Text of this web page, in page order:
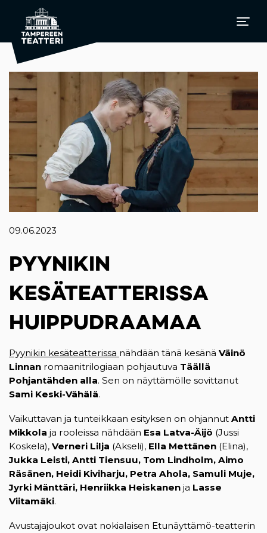
09.06.2023
PYYNIKIN
KESÄTEATTERISSA
HUIPPUDRAAMAA
Pyynikin kesäteatterissa nähdään tänä kesänä Väinö
Linnan romaanitrilogiaan pohjautuva Täällä
Pohjantähden alla. Sen on näyttämölle sovittanut
Sami Keski-Vähälä.
Vaikuttavan ja tunteikkaan esityksen on ohjannut Antti
Mikkola ja rooleissa nähdään Esa Latva-Äijö (Jussi
Koskela), Verneri Lilja (Akseli), Ella Mettänen (Elina),
Jukka Leisti, Antti Tiensuu, Tom Lindholm, Aimo
Räsänen, Heidi Kiviharju, Petra Ahola, Samuli Muje,
Jyrki Mänttäri, Henriikka Heiskanen ja Lasse
Viitamäki.
Avustajajoukot ovat nokialaisen Etunäyttämö-teatterin